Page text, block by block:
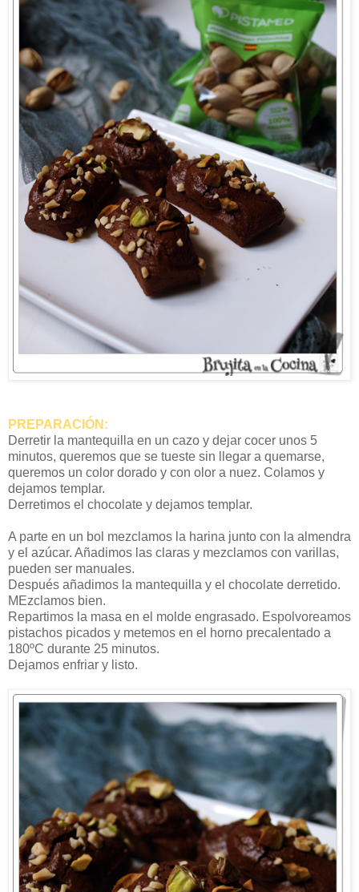
PREPARACIÓN:
Derretir la mantequilla en un cazo y dejar cocer unos 5
minutos, queremos que se tueste sin llegar a quemarse,
queremos un color dorado y con olor a nuez. Colamos y
dejamos templar.
Derretimos el chocolate y dejamos templar.
A parte en un bol mezclamos la harina junto con la almendra
y el azúcar. Añadimos las claras y mezclamos con varillas,
pueden ser manuales.
Después añadimos la mantequilla y el chocolate derretido.
MEzclamos bien.
Repartimos la masa en el molde engrasado. Espolvoreamos
pistachos picados y metemos en el horno precalentado a
180ºC durante 25 minutos.
Dejamos enfriar y listo.